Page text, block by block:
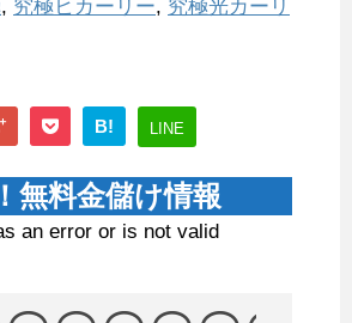
, 究極ヒカーリー, 究極光カーリ
B! LINE
無料金儲け情報
an error or is not valid